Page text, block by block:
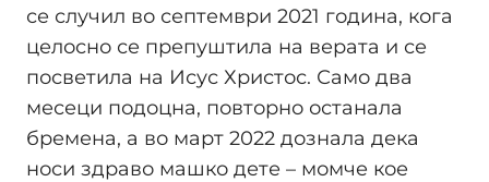
се случил во септември 2021 година, кога
целосно се препуштила на верата и се
посветила на Исус Христос. Само два
месеци подоцна, повторно останала
бремена, а во март 2022 дознала дека
носи здраво машко дете – момче кое